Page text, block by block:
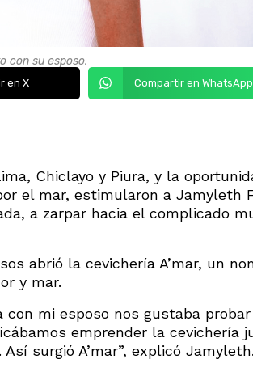
con su esposo.
en X Compartir en WhatsApp
Chiclayo y Piura, y la
el mar, estimularon a Jamyleth
a zarpar hacia el complicado
abrió la cevichería A’mar, un
y mar.
con mi esposo nos gustaba
emprender la cevichería
surgió A’mar”, explicó Jamyleth.